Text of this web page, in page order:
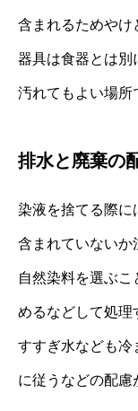
含まれるためやけ
器具は食器とは別
汚れてもよい場所
排水と廃棄の
染液を捨てる際に
含まれていないか
自然染料を選ぶこ
めるなどして処理
すすぎ水なども冷
に従うなどの配慮